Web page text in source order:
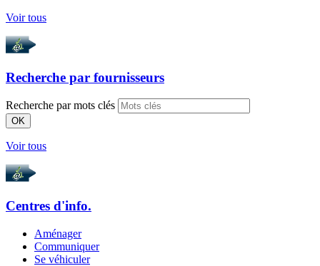
Voir tous
Recherche par fournisseurs
Recherche par mots clés
OK
Voir tous
Centres d'info.
Aménager
Communiquer
Se véhiculer